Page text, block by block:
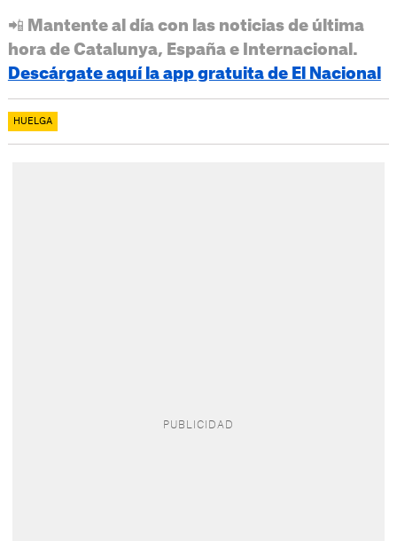
📲 Mantente al día con las noticias de última
hora de Catalunya, España e Internacional.
Descárgate aquí la app gratuita de El Nacional
HUELGA